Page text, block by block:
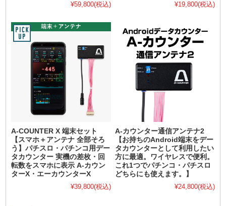
¥59,800(税込)
¥19,800(税込)
A-COUNTER X 端末セット
【スマホ＋アンテナ 全部そろ
う】パチスロ・パチンコ用デー
タカウンター 実機の差枚・回
転数をスマホに表示 A-カウン
ターX・エーカウンターX
¥39,800(税込)
A-カウンター通信アンテナ2
【お持ちのAndroid端末をデー
タカウンターとして利用したい
方に最適。ワイヤレスで便利。
これ1つでパチンコ・パチスロ
どちらにも使えます。】
¥24,800(税込)